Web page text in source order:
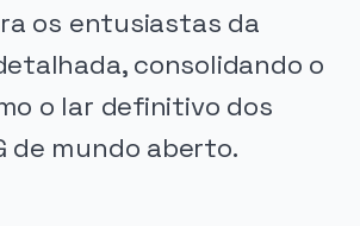
os entusiastas da
consolidando o
o lar definitivo dos
de mundo aberto.